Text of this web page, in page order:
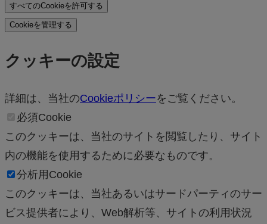
すべてのCookieを許可する
Cookieを管理する
クッキーの設定
詳細は、当社のCookieポリシーをご覧ください。
必須Cookie
このクッキーは、当社のサイトを閲覧したり、サイト
内の機能を使用するために必要なものです。
分析用Cookie
このクッキーは、当社あるいはサードパーティのサー
ビス提供者により、Web解析等、サイトの利用状況